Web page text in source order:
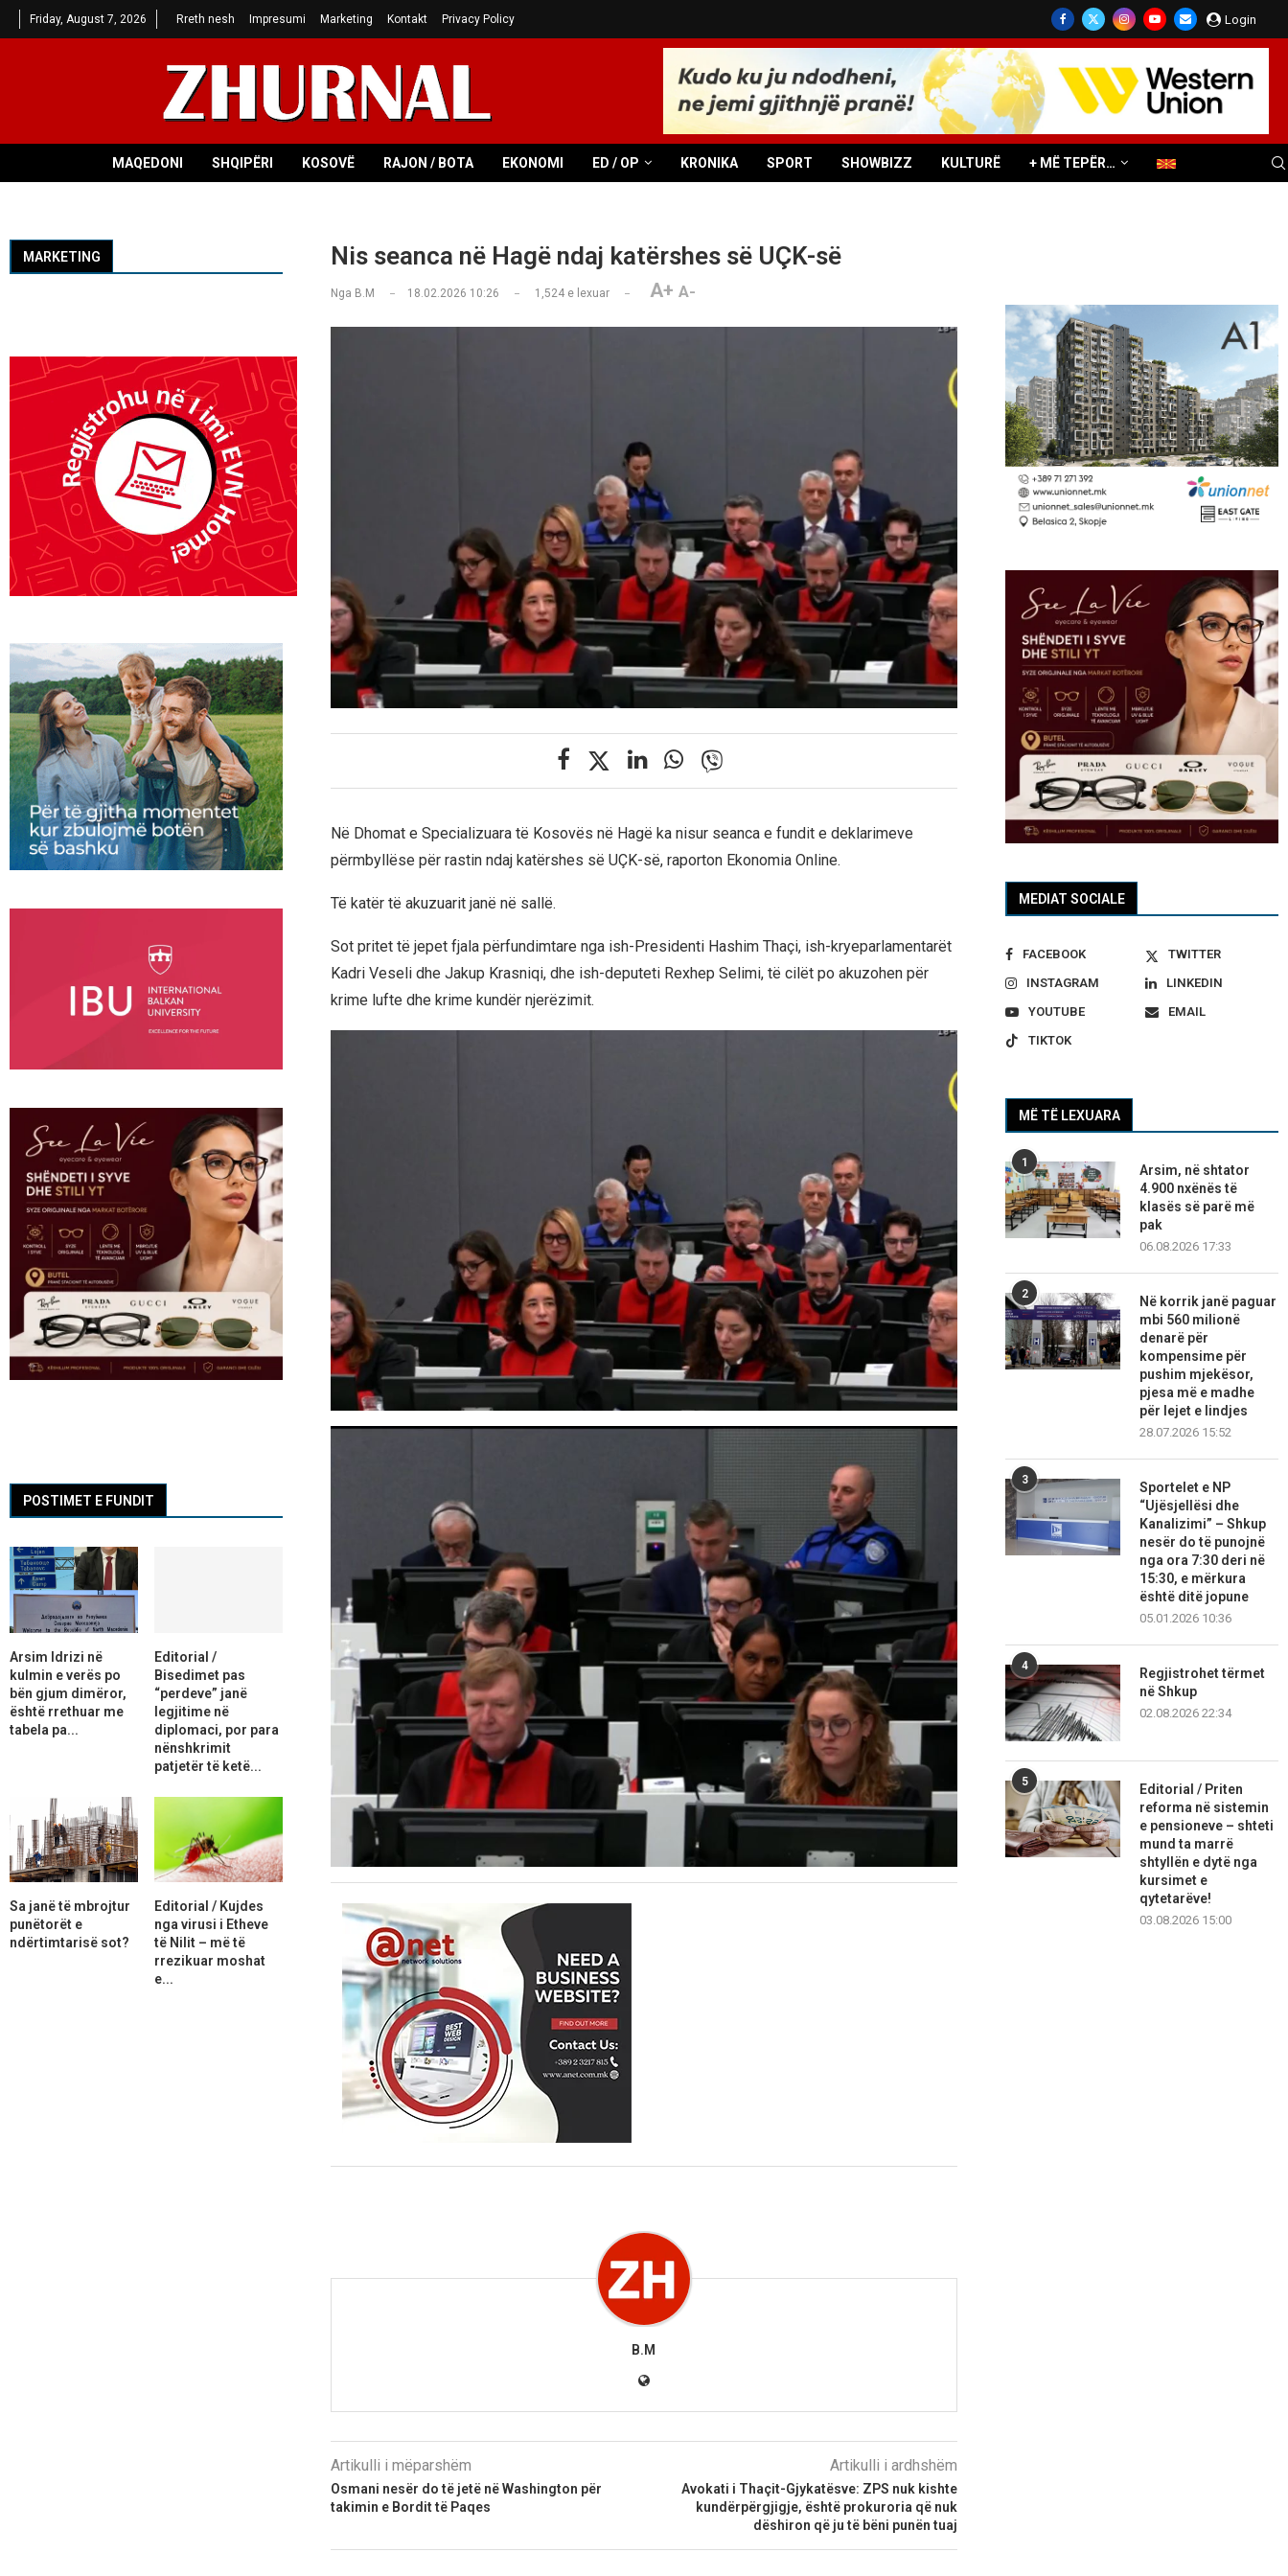
Friday, August 7, 2026 Rreth nesh Impresumi Marketing Kontakt Privacy Policy Login
MAQEDONI SHQIPËRI KOSOVË RAJON / BOTA EKONOMI ED / OP KRONIKA SPORT SHOWBIZZ KULTURË + MË TEPËR…
Nis seanca në Hagë ndaj katërshes së UÇK-së
Nga B.M 18.02.2026 10:26 1,524e lexuar A+ A-
Në Dhomat e Specializuara të Kosovës në Hagë ka nisur seanca e fundit e deklarimeve
përmbyllëse për rastin ndaj katërshes së UÇK-së, raporton Ekonomia Online.
Të katër të akuzuarit janë në sallë.
Sot pritet të jepet fjala përfundimtare nga ish-Presidenti Hashim Thaçi, ish-kryeparlamentarët
Kadri Veseli dhe Jakup Krasniqi, dhe ish-deputeti Rexhep Selimi, të cilët po akuzohen për
krime lufte dhe krime kundër njerëzimit.
B.M
Artikulli i mëparshëm
Osmani nesër do të jetë në Washington për
takimin e Bordit të Paqes
Artikulli i ardhshëm
Avokati i Thaçit-Gjykatësve: ZPS nuk kishte
kundërpërgjigje, është prokuroria që nuk
dëshiron që ju të bëni punën tuaj
MEDIAT SOCIALE
FACEBOOK
TWITTER
INSTAGRAM
LINKEDIN
YOUTUBE
EMAIL
TIKTOK
MË TË LEXUARA
1
Arsim, në shtator
4.900 nxënës të
klasës së parë më
pak
06.08.2026 17:33
2
Në korrik janë paguar
mbi 560 milionë
denarë për
kompensime për
pushim mjekësor,
pjesa më e madhe
për lejet e lindjes
28.07.2026 15:52
3
Sportelet e NP
“Ujësjellësi dhe
Kanalizimi” – Shkup
nesër do të punojnë
nga ora 7:30 deri në
15:30, e mërkura
është ditë jopune
05.01.2026 10:36
4
Regjistrohet tërmet
në Shkup
02.08.2026 22:34
5
Editorial / Priten
reforma në sistemin
e pensioneve – shteti
mund ta marrë
shtyllën e dytë nga
kursimet e
qytetarëve!
03.08.2026 15:00
MARKETING
POSTIMET E FUNDIT
Arsim Idrizi në
kulmin e verës po
bën gjum dimëror,
është rrethuar me
tabela pa...
Editorial /
Bisedimet pas
“perdeve” janë
legjitime në
diplomaci, por para
nënshkrimit
patjetër të ketë...
Sa janë të mbrojtur
punëtorët e
ndërtimtarisë sot?
Editorial / Kujdes
nga virusi i Etheve
të Nilit – më të
rrezikuar moshat
e...